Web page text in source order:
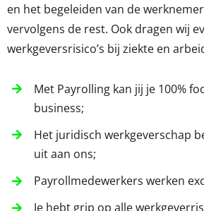
en het begeleiden van de
vervolgens de rest. Ook dragen wij
werkgeversrisico’s bij ziekte en
Met Payrolling kan jij je 100%
business;
Het juridisch werkgeverschap
uit aan ons;
Payrollmedewerkers werken
Je hebt grip op alle